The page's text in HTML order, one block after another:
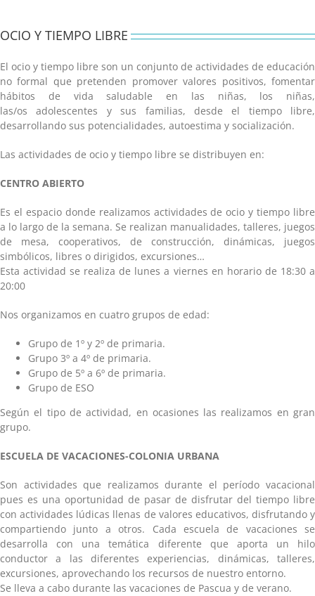
OCIO Y TIEMPO LIBRE
El ocio y tiempo libre son un conjunto de actividades de educación
no formal que pretenden promover valores positivos, fomentar
hábitos de vida saludable en las niñas, los niñas,
las/os adolescentes y sus familias, desde el tiempo libre,
desarrollando sus potencialidades, autoestima y socialización.
Las actividades de ocio y tiempo libre se distribuyen en:
CENTRO ABIERTO
Es el espacio donde realizamos actividades de ocio y tiempo libre
a lo largo de la semana. Se realizan manualidades, talleres, juegos
de mesa, cooperativos, de construcción, dinámicas, juegos
simbólicos, libres o dirigidos, excursiones…
Esta actividad se realiza de lunes a viernes en horario de 18:30 a
20:00
Nos organizamos en cuatro grupos de edad:
Grupo de 1º y 2º de primaria.
Grupo 3º a 4º de primaria.
Grupo de 5º a 6º de primaria.
Grupo de ESO
Según el tipo de actividad, en ocasiones las realizamos en gran
grupo.
ESCUELA DE VACACIONES-COLONIA URBANA
Son actividades que realizamos durante el período vacacional
pues es una oportunidad de pasar de disfrutar del tiempo libre
con actividades lúdicas llenas de valores educativos, disfrutando y
compartiendo junto a otros. Cada escuela de vacaciones se
desarrolla con una temática diferente que aporta un hilo
conductor a las diferentes experiencias, dinámicas, talleres,
excursiones, aprovechando los recursos de nuestro entorno.
Se lleva a cabo durante las vacaciones de Pascua y de verano.